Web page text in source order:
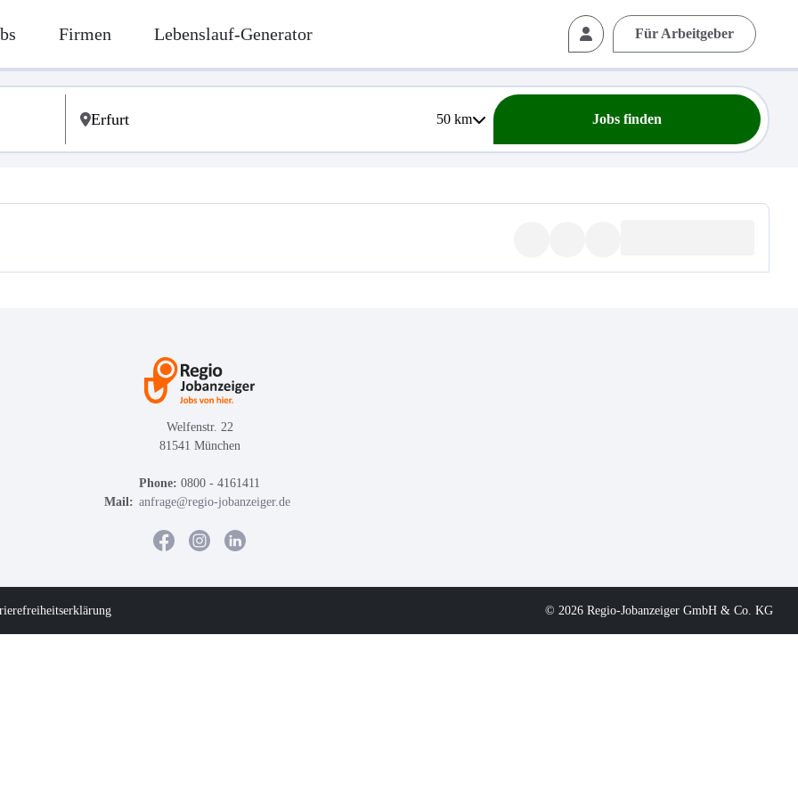
Firmen Lebenslauf-Generator Für Arbeitgeber
50km Jobs finden
Welfenstr. 22
81541 München
Phone: 0800 - 4161411
Mail: anfrage@regio-jobanzeiger.de
© 2026 Regio-Jobanzeiger GmbH & Co. KG